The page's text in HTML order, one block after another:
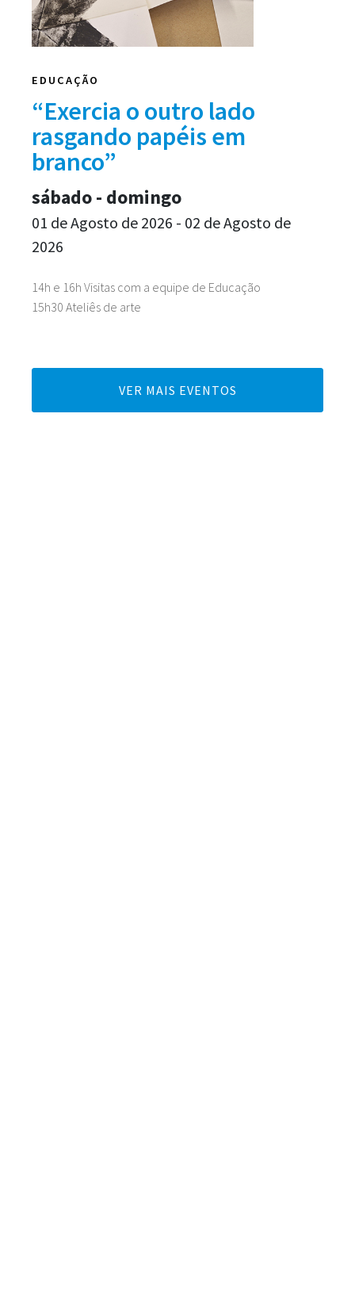
EDUCAÇÃO
“Exercia o outro lado
rasgando papéis em
branco”
14h e 16h Visitas com a equipe de Educação
15h30 Ateliês de arte
sábado - domingo
01 de Agosto de 2026 - 02 de Agosto de
2026
VER MAIS EVENTOS